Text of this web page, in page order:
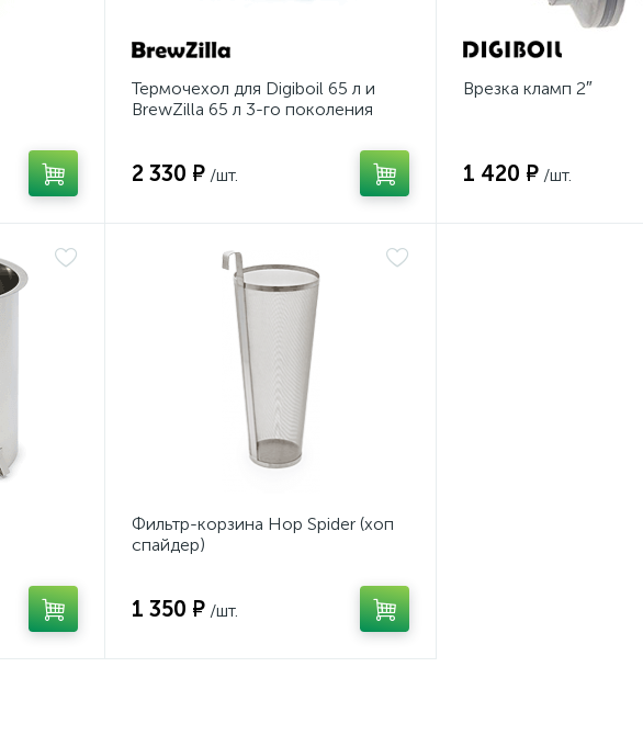
Термочехол для Digiboil 65 л и
BrewZilla 65 л 3-го поколения
2 330 ₽ /шт.
Врезка кламп 2″
1 420 ₽ /шт.
Фильтр-корзина Hop Spider (хоп
спайдер)
1 350 ₽ /шт.